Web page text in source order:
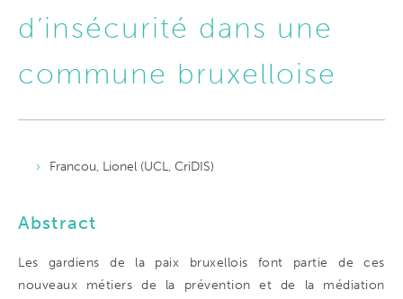
d’insécurité dans une
commune bruxelloise
Francou, Lionel (UCL, CriDIS)
Abstract
Les gardiens de la paix bruxellois font partie de ces
nouveaux métiers de la prévention et de la médiation